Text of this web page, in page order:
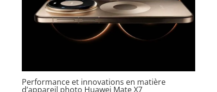
Performance et innovations en matière
d’appareil photo Huawei Mate X7